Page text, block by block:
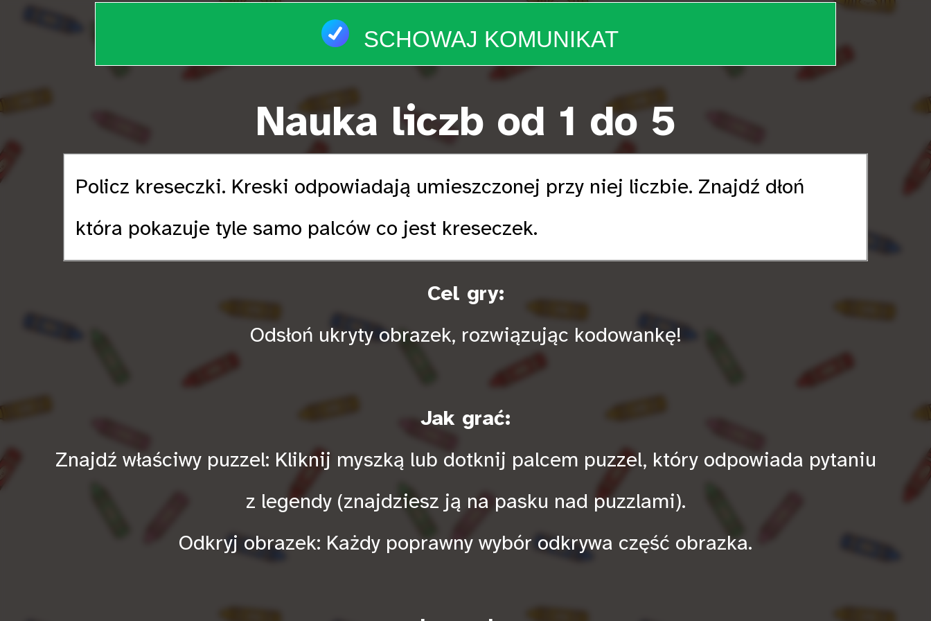
SCHOWAJ KOMUNIKAT
Nauka liczb od 1 do 5
Policz kreseczki. Kreski odpowiadają umieszczonej przy niej liczbie. Znajdź dłoń
która pokazuje tyle samo palców co jest kreseczek.
Cel gry:
Odsłoń ukryty obrazek, rozwiązując kodowankę!
Jak grać:
Znajdź właściwy puzzel: Kliknij myszką lub dotknij palcem puzzel, który odpowiada pytaniu
z legendy (znajdziesz ją na pasku nad puzzlami).
Odkryj obrazek: Każdy poprawny wybór odkrywa część obrazka.